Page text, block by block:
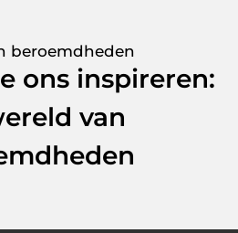
beroemdheden
ons inspireren:
van